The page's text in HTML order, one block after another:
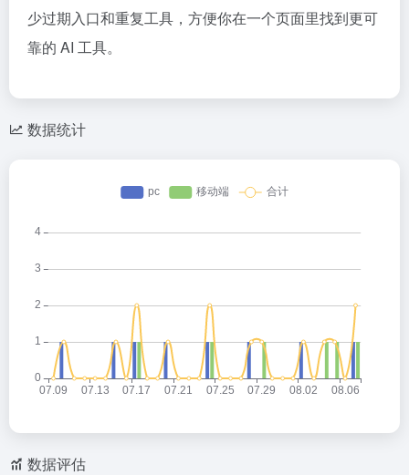
少过期入口和重复工具，方便你在一个页面里找到更可
靠的 AI 工具。
数据统计
数据评估